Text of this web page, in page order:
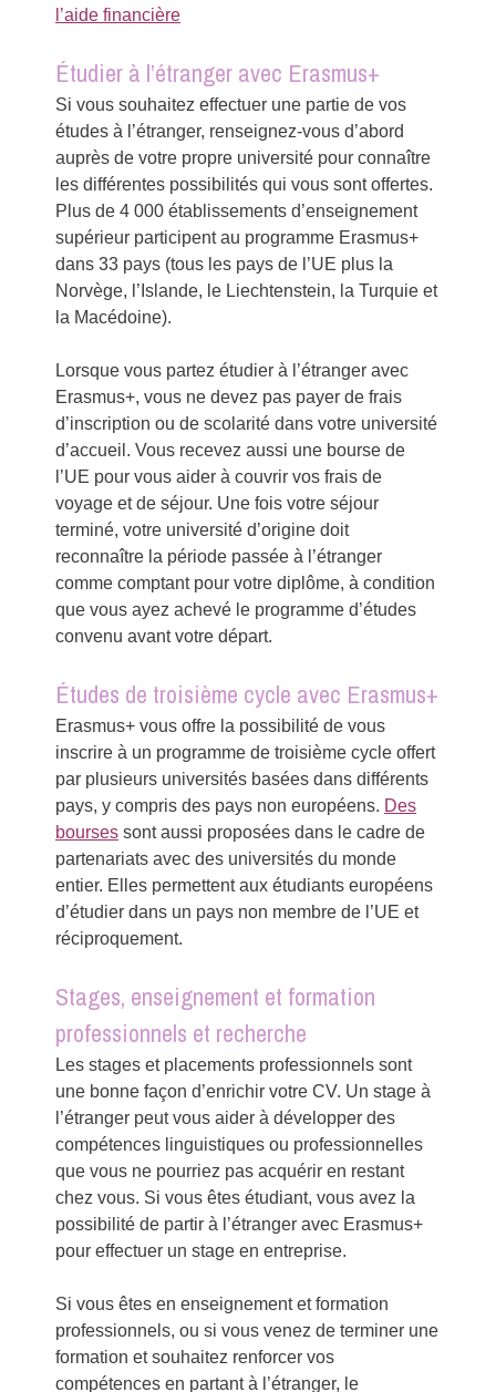
l’aide financière
Étudier à l’étranger avec Erasmus+
Si vous souhaitez effectuer une partie de vos
études à l’étranger, renseignez-vous d’abord
auprès de votre propre université pour connaître
les différentes possibilités qui vous sont offertes.
Plus de 4 000 établissements d’enseignement
supérieur participent au programme Erasmus+
dans 33 pays (tous les pays de l’UE plus la
Norvège, l’Islande, le Liechtenstein, la Turquie et
la Macédoine).
Lorsque vous partez étudier à l’étranger avec
Erasmus+, vous ne devez pas payer de frais
d’inscription ou de scolarité dans votre université
d’accueil. Vous recevez aussi une bourse de
l’UE pour vous aider à couvrir vos frais de
voyage et de séjour. Une fois votre séjour
terminé, votre université d’origine doit
reconnaître la période passée à l’étranger
comme comptant pour votre diplôme, à condition
que vous ayez achevé le programme d’études
convenu avant votre départ.
Études de troisième cycle avec Erasmus+
Erasmus+ vous offre la possibilité de vous
inscrire à un programme de troisième cycle offert
par plusieurs universités basées dans différents
pays, y compris des pays non européens. Des
bourses sont aussi proposées dans le cadre de
partenariats avec des universités du monde
entier. Elles permettent aux étudiants européens
d’étudier dans un pays non membre de l’UE et
réciproquement.
Stages, enseignement et formation
professionnels et recherche
Les stages et placements professionnels sont
une bonne façon d’enrichir votre CV. Un stage à
l’étranger peut vous aider à développer des
compétences linguistiques ou professionnelles
que vous ne pourriez pas acquérir en restant
chez vous. Si vous êtes étudiant, vous avez la
possibilité de partir à l’étranger avec Erasmus+
pour effectuer un stage en entreprise.
Si vous êtes en enseignement et formation
professionnels, ou si vous venez de terminer une
formation et souhaitez renforcer vos
compétences en partant à l’étranger, le